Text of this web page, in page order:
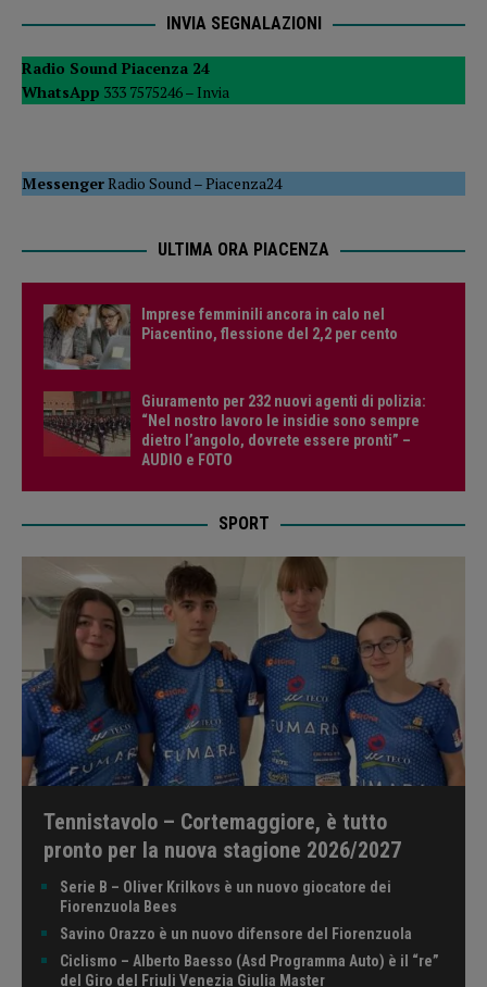
INVIA SEGNALAZIONI
Radio Sound Piacenza 24
WhatsApp 333 7575246 – Invia
MessengerRadio Sound –Piacenza24
ULTIMA ORA PIACENZA
Imprese femminili ancora in calo nel
Piacentino, flessione del 2,2 per cento
Giuramento per 232 nuovi agenti di polizia:
“Nel nostro lavoro le insidie sono sempre
dietro l’angolo, dovrete essere pronti” –
AUDIO e FOTO
SPORT
Tennistavolo – Cortemaggiore, è tutto
pronto per la nuova stagione 2026/2027
Serie B – Oliver Krilkovs è un nuovo giocatore dei
Fiorenzuola Bees
Savino Orazzo è un nuovo difensore del Fiorenzuola
Ciclismo – Alberto Baesso (Asd Programma Auto) è il “re”
del Giro del Friuli Venezia Giulia Master